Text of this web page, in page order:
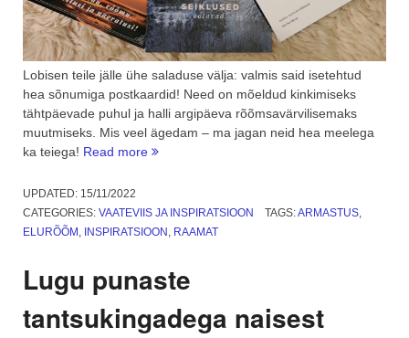
Lobisen teile jälle ühe saladuse välja: valmis said isetehtud
hea sõnumiga postkaardid! Need on mõeldud kinkimiseks
tähtpäevade puhul ja halli argipäeva rõõmsavärvilisemaks
muutmiseks. Mis veel ägedam – ma jagan neid hea meelega
ka teiega! Read more “Saadaval
sõnumiga
postkaardid!”
UPDATED: 15/11/2022
CATEGORIES: VAATEVIIS JA INSPIRATSIOON TAGS:ARMASTUS,
ELURÕÕM , INSPIRATSIOON , RAAMAT
Lugu punaste
tantsukingadega naisest